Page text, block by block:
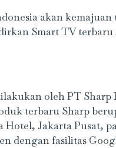
akan
Smart TV
oleh PT Sharp
terbaru Sharp
Jakarta Pusat,
dengan fasilitas